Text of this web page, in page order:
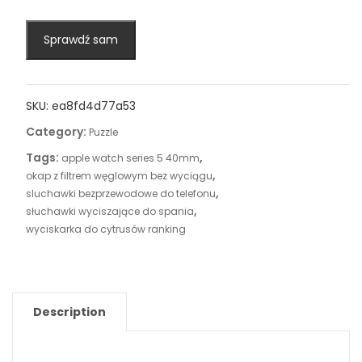
Sprawdź sam
SKU: ea8fd4d77a53
Category: Puzzle
Tags: apple watch series 5 40mm,
okap z filtrem węglowym bez wyciągu,
sluchawki bezprzewodowe do telefonu,
słuchawki wyciszające do spania,
wyciskarka do cytrusów ranking
Description